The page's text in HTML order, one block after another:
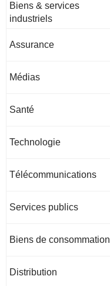
Biens & services
industriels
Assurance
Médias
Santé
Technologie
Télécommunications
Services publics
Biens de consommation
Distribution